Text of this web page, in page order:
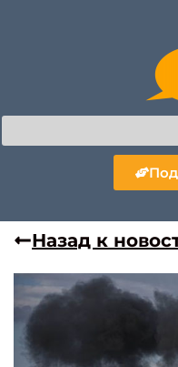
Назад к